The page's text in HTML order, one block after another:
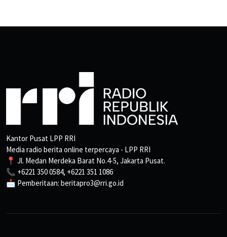
Kantor Pusat LPP RRI
Media radio berita online terpercaya - LPP RRI
📍 Jl. Medan Merdeka Barat No.4-5, Jakarta Pusat.
📞 +6221 350 0584, +6221 351 1086
📩 Pemberitaan: beritapro3@rri.go.id